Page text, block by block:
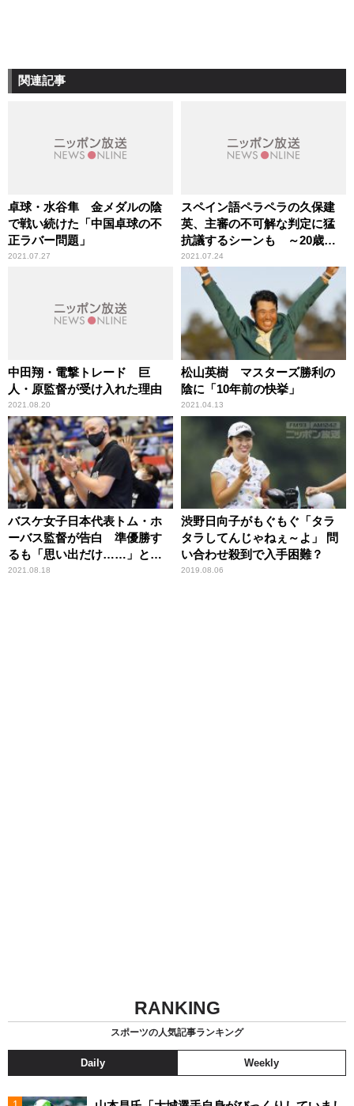
関連記事
卓球・水谷隼 金メダルの陰
で戦い続けた「中国卓球の不
正ラバー問題」
2021.07.27
スペイン語ペラペラの久保建
英、主審の不可解な判定に猛
抗議するシーンも ～20歳に
してチームを引っ張るその“メ
ンタル”
2021.07.24
中田翔・電撃トレード 巨
人・原監督が受け入れた理由
2021.08.20
松山英樹 マスターズ勝利の
陰に「10年前の快挙」
2021.04.13
バスケ女子日本代表トム・ホ
ーバス監督が告白 準優勝す
るも「思い出だけ……」と残
念がったこと
2021.08.18
渋野日向子がもぐもぐ「タラ
タラしてんじゃねぇ～よ」 問
い合わせ殺到で入手困難？
2019.08.06
RANKING
スポーツの人気記事ランキング
Daily Weekly